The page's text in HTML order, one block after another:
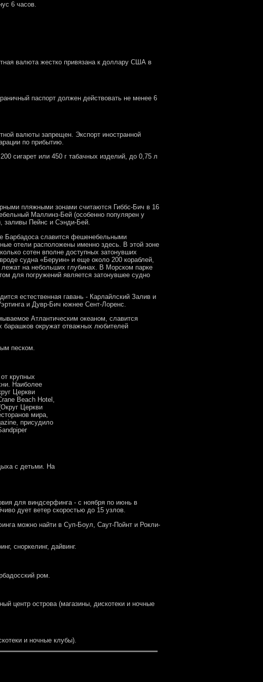
6 часов.
валюта жестко привязана к доллару США в
паспорт должен действовать не менее 6
валюты запрещен. Экспорт иностранной
по прибытию.
сигарет или 450 г табачных изделий, до 0,75 л
пляжными зонами считаются Гиббс-Бич в 16
Маллинз-Бей (особенно популярен у
заливы Пейнс и Сэнди-Бей.
Барбадоса славится фешенебельными
отели расположены именно здесь. В этой зоне
сотен вполне доступных затонувших
судна «Беруин» и еще около 200 кораблей,
на небольших глубинах. В Морском парке
для погружений является затонувшее судно
естественная гавань - Карлайлский Залив и
и Дувр-Бич южнее Cент-Лоренс.
Атлантическим океаном, славится
окружат отважных любителей
песком.
крупных
Наиболее
Церкви
Beach Hotel,
Церкви
мира,
присудило
с детьми. На
для виндсерфинга - с ноября по июнь в
дует ветер скоростью до 15 узлов.
можно найти в Суп-Боул, Саут-Пойнт и Рокли-
сноркелинг, дайвинг.
ром.
центр острова (магазины, дискотеки и ночные
и ночные клубы).